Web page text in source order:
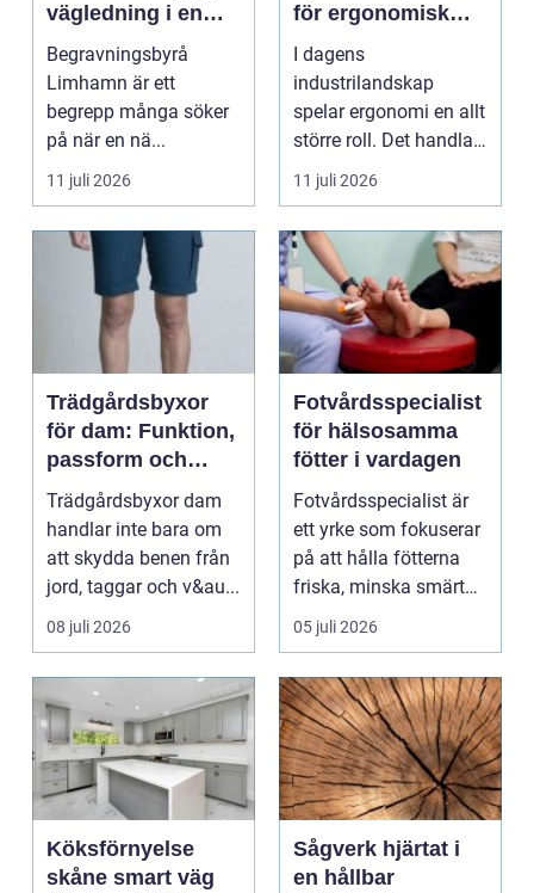
vägledning i en
svår tid
Begravningsbyrå
Limhamn är ett
begrepp många söker
på när en nä...
11 juli 2026
för ergonomisk
effektivitet
I dagens
industrilandskap
spelar ergonomi en allt
större roll. Det handlar
inte bara om att skapa
11 juli 2026
Trädgårdsbyxor
för dam: Funktion,
passform och
hållbar stil i
rabatten
Trädgårdsbyxor dam
handlar inte bara om
att skydda benen från
jord, taggar och v&au...
08 juli 2026
Fotvårdsspecialist
för hälsosamma
fötter i vardagen
Fotvårdsspecialist är
ett yrke som fokuserar
på att hålla fötterna
friska, minska smärta
och förebyg...
05 juli 2026
Köksförnyelse
skåne smart väg
Sågverk hjärtat i
en hållbar